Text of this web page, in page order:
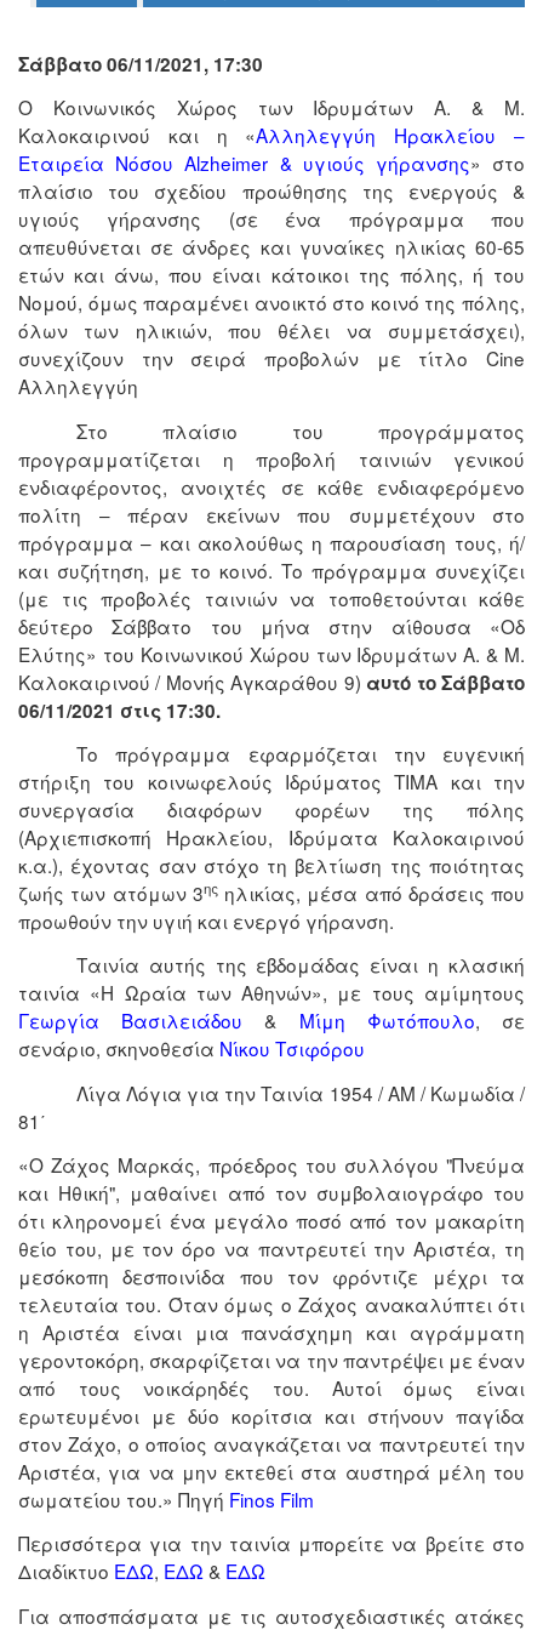
ΤΟΠΟΣ
ΔΗΜΟΣ
ΠΟΛΙΤΙΣΜΟΣ
ΑΝΘΕΚΤΙΚΗ
ΠΟΛΗ
Σάββατο 06/11/2021, 17:30
Ο Κοινωνικός Χώρος των Ιδρυμάτων Α. & Μ.
Καλοκαιρινού και η «Αλληλεγγύη Ηρακλείου –
Εταιρεία ΝόσουAlzheimer & υγιούς γήρανσης» στο
πλαίσιο του σχεδίου προώθησης της ενεργούς &
υγιούς γήρανσης (σε ένα πρόγραμμα που
απευθύνεται σε άνδρες και γυναίκες ηλικίας 60-65
ετών και άνω, που είναι κάτοικοι της πόλης, ή του
Νομού, όμως παραμένει ανοικτό στο κοινό της πόλης,
όλων των ηλικιών, που θέλει να συμμετάσχει),
συνεχίζουν την σειρά προβολών με τίτλο Cine
Αλληλεγγύη
Στο πλαίσιο του προγράμματος
προγραμματίζεται η προβολή ταινιών γενικού
ενδιαφέροντος, ανοιχτές σε κάθε ενδιαφερόμενο
πολίτη – πέραν εκείνων που συμμετέχουν στο
πρόγραμμα – και ακολούθως η παρουσίαση τους, ή/
και συζήτηση, με το κοινό. Το πρόγραμμα συνεχίζει
(με τις προβολές ταινιών να τοποθετούνται κάθε
δεύτερο Σάββατο του μήνα στην αίθουσα «Οδ
Ελύτης» του Κοινωνικού Χώρου των Ιδρυμάτων Α. & Μ.
Καλοκαιρινού / Μονής Αγκαράθου 9) αυτό το Σάββατο
06/11/2021 στις 17:30.
Το πρόγραμμα εφαρμόζεται την ευγενική
στήριξη του κοινωφελούς Ιδρύματος ΤΙΜΑ και την
συνεργασία διαφόρων φορέων της πόλης
(Αρχιεπισκοπή Ηρακλείου, Ιδρύματα Καλοκαιρινού
κ.α.), έχοντας σαν στόχο τη βελτίωση της ποιότητας
ζωής των ατόμων 3ηςηλικίας, μέσα από δράσεις που
προωθούν την υγιή και ενεργό γήρανση.
Ταινία αυτής της εβδομάδας είναι η κλασική
ταινία «Η Ωραία των Αθηνών», με τους αμίμητους
Γεωργία Βασιλειάδου & Μίμη Φωτόπουλο, σε
σενάριο, σκηνοθεσία Νίκου Τσιφόρου
Λίγα Λόγια για την Ταινία 1954 / ΑΜ / Κωμωδία /
81΄
«Ο Ζάχος Μαρκάς, πρόεδρος του συλλόγου "Πνεύμα
και Ηθική", μαθαίνει από τον συμβολαιογράφο του
ότι κληρονομεί ένα μεγάλο ποσό από τον μακαρίτη
θείο του, με τον όρο να παντρευτεί την Αριστέα, τη
μεσόκοπη δεσποινίδα που τον φρόντιζε μέχρι τα
τελευταία του. Όταν όμως ο Ζάχος ανακαλύπτει ότι
η Αριστέα είναι μια πανάσχημη και αγράμματη
γεροντοκόρη, σκαρφίζεται να την παντρέψει με έναν
από τους νοικάρηδές του. Αυτοί όμως είναι
ερωτευμένοι με δύο κορίτσια και στήνουν παγίδα
στον Ζάχο, ο οποίος αναγκάζεται να παντρευτεί την
Αριστέα, για να μην εκτεθεί στα αυστηρά μέλη του
σωματείου του.» Πηγή Finos Film
Περισσότερα για την ταινία μπορείτε να βρείτε στο
Διαδίκτυο ΕΔΩ, ΕΔΩ & ΕΔΩ
Για αποσπάσματα με τις αυτοσχεδιαστικές ατάκες